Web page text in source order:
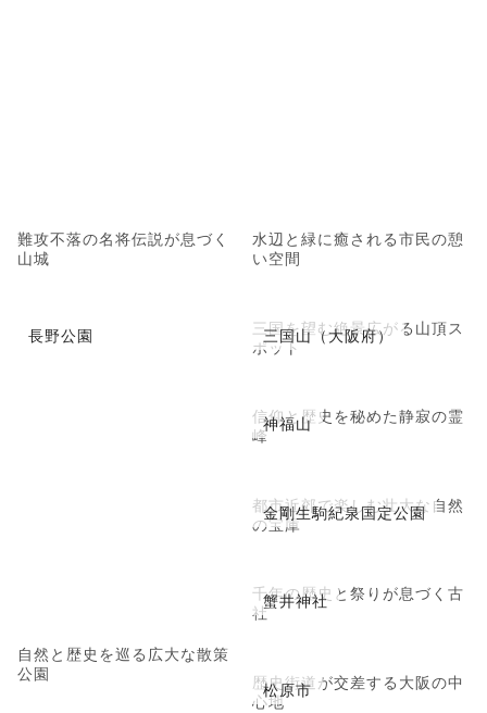
難攻不落の名将伝説が息づく
山城
水辺と緑に癒される市民の憩
い空間
長野公園
自然と歴史を巡る広大な散策
公園
三国山（大阪府）
三国を望む絶景広がる山頂ス
ポット
神福山
信仰と歴史を秘めた静寂の霊
峰
金剛生駒紀泉国定公園
都市近郊で楽しむ壮大な自然
の宝庫
蟹井神社
千年の歴史と祭りが息づく古
社
松原市
歴史街道が交差する大阪の中
心地